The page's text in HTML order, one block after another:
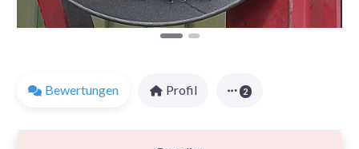
Bewertungen Profil 2